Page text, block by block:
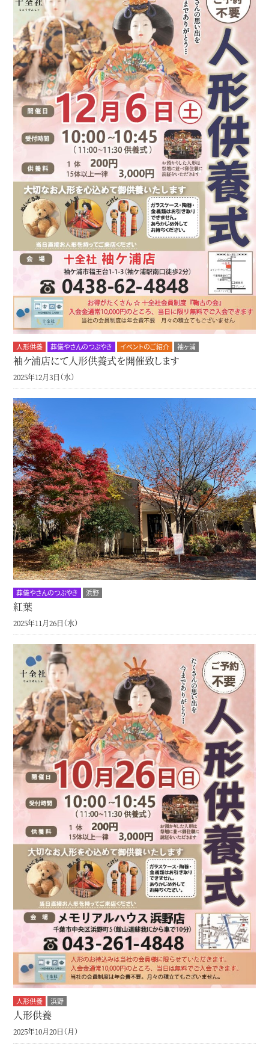
人形供養 葬儀やさんのつぶやき イベントのご紹介 袖ヶ浦
袖ケ浦店にて人形供養式を開催致します
2025年12月3日（水）
葬儀やさんのつぶやき 浜野
紅葉
2025年11月26日（水）
人形供養 浜野
人形供養
2025年10月20日（月）